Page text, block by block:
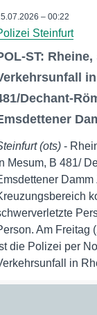
– 00:22
Steinfurt
ST:
Dechant-
(ots) -
Mesum, B 481/
Am Freitag
die Polizei per
in